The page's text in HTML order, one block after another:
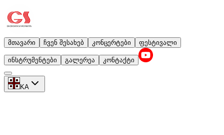
მთავარი ჩვენ შესახებ კონცერტები ფესტივალი
ინსტრუმენტები გალერეა კონტაქტი
KA